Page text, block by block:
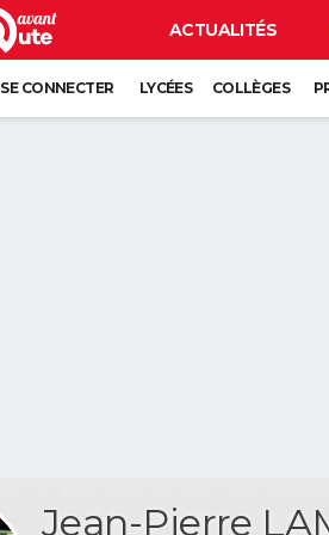
ACTUALITÉS
SE CONNECTER LYCÉES COLLÈGES
Jean-Pierre